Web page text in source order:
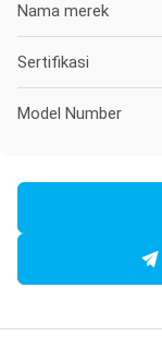
Nama merek
Sertifikasi
Model Number